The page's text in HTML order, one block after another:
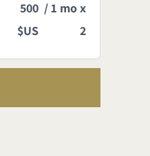
500
$US
/ 1 mo x
2